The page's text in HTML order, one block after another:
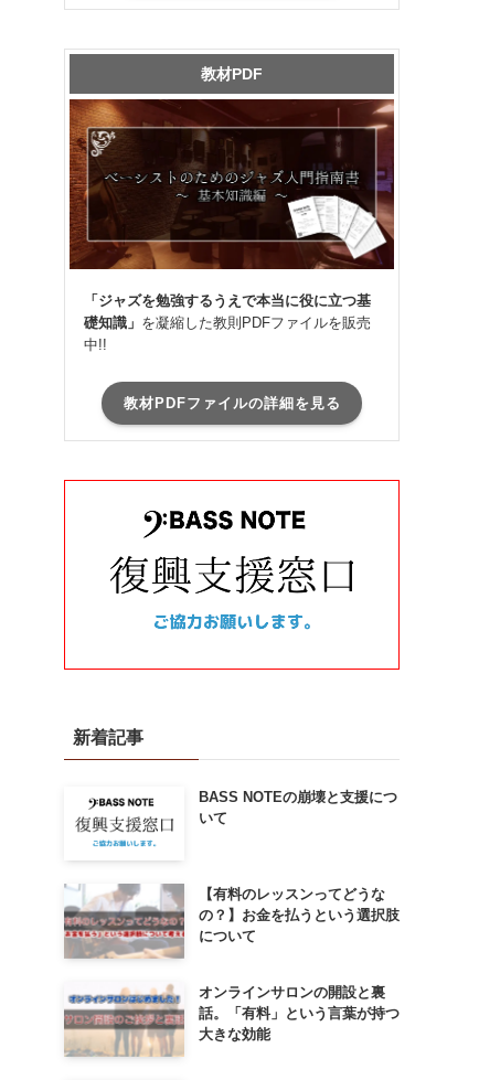
教材PDF
「ジャズを勉強するうえで本当に役に立つ基
礎知識」 を凝縮した教則PDFファイルを販売
中!!
教材PDFファイルの詳細を見る
新着記事
BASS NOTEの崩壊と支援につ
いて
【有料のレッスンってどうな
の？】お金を払うという選択肢
について
オンラインサロンの開設と裏
話。「有料」という言葉が持つ
大きな効能